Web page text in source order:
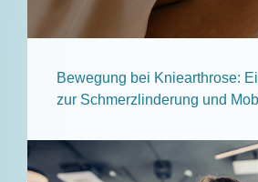
Bewegung bei Kniearthrose:
zur Schmerzlinderung und